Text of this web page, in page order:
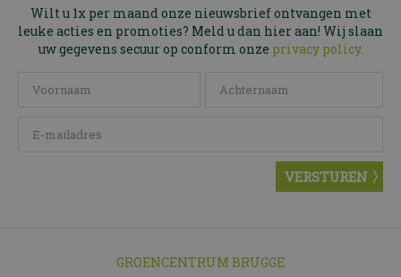
Wilt u 1x per maand onze nieuwsbrief ontvangen met
leuke acties en promoties? Meld u dan hier aan! Wij slaan
uw gegevens secuur op conform onze privacy policy.
GROENCENTRUM BRUGGE